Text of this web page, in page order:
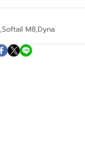
,Softail M8,Dyna